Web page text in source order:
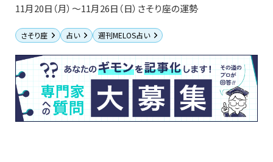
11月20日（月）～11月26日（日）さそり座の運勢
さそり座 占い 週刊MELOS占い